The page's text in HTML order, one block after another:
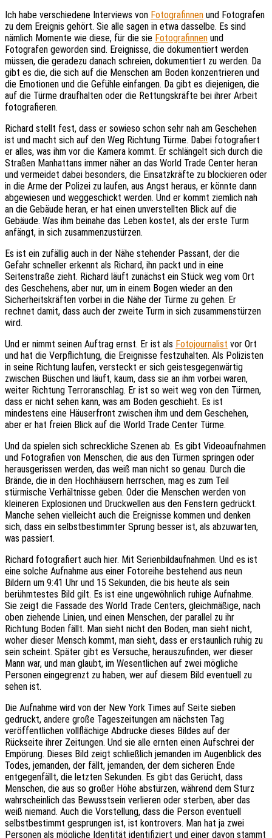
Ich habe verschiedene Interviews von Fotografinnen und Fotografen
zu dem Ereignis gehört. Sie alle sagen in etwa dasselbe. Es sind
nämlich Momente wie diese, für die sie Fotografinnen und
Fotografen geworden sind. Ereignisse, die dokumentiert werden
müssen, die geradezu danach schreien, dokumentiert zu werden. Da
gibt es die, die sich auf die Menschen am Boden konzentrieren und
die Emotionen und die Gefühle einfangen. Da gibt es diejenigen, die
auf die Türme draufhalten oder die Rettungskräfte bei ihrer Arbeit
fotografieren.
Richard stellt fest, dass er sowieso schon sehr nah am Geschehen
ist und macht sich auf den Weg Richtung Türme. Dabei fotografiert
er alles, was ihm vor die Kamera kommt. Er schlängelt sich durch die
Straßen Manhattans immer näher an das World Trade Center heran
und vermeidet dabei besonders, die Einsatzkräfte zu blockieren oder
in die Arme der Polizei zu laufen, aus Angst heraus, er könnte dann
abgewiesen und weggeschickt werden. Und er kommt ziemlich nah
an die Gebäude heran, er hat einen unverstellten Blick auf die
Gebäude. Was ihm beinahe das Leben kostet, als der erste Turm
anfängt, in sich zusammenzustürzen.
Es ist ein zufällig auch in der Nähe stehender Passant, der die
Gefahr schneller erkennt als Richard, ihn packt und in eine
Seitenstraße zieht. Richard läuft zunächst ein Stück weg vom Ort
des Geschehens, aber nur, um in einem Bogen wieder an den
Sicherheitskräften vorbei in die Nähe der Türme zu gehen. Er
rechnet damit, dass auch der zweite Turm in sich zusammenstürzen
wird.
Und er nimmt seinen Auftrag ernst. Er ist als Fotojournalist vor Ort
und hat die Verpflichtung, die Ereignisse festzuhalten. Als Polizisten
in seine Richtung laufen, versteckt er sich geistesgegenwärtig
zwischen Büschen und läuft, kaum, dass sie an ihm vorbei waren,
weiter Richtung Terroranschlag. Er ist so weit weg von den Türmen,
dass er nicht sehen kann, was am Boden geschieht. Es ist
mindestens eine Häuserfront zwischen ihm und dem Geschehen,
aber er hat freien Blick auf die World Trade Center Türme.
Und da spielen sich schreckliche Szenen ab. Es gibt Videoaufnahmen
und Fotografien von Menschen, die aus den Türmen springen oder
herausgerissen werden, das weiß man nicht so genau. Durch die
Brände, die in den Hochhäusern herrschen, mag es zum Teil
stürmische Verhältnisse geben. Oder die Menschen werden von
kleineren Explosionen und Druckwellen aus den Fenstern gedrückt.
Manche sehen vielleicht auch die Ereignisse kommen und denken
sich, dass ein selbstbestimmter Sprung besser ist, als abzuwarten,
was passiert.
Richard fotografiert auch hier. Mit Serienbildaufnahmen. Und es ist
eine solche Aufnahme aus einer Fotoreihe bestehend aus neun
Bildern um 9:41 Uhr und 15 Sekunden, die bis heute als sein
berühmtestes Bild gilt. Es ist eine ungewöhnlich ruhige Aufnahme.
Sie zeigt die Fassade des World Trade Centers, gleichmäßige, nach
oben ziehende Linien, und einen Menschen, der parallel zu ihr
Richtung Boden fällt. Man sieht nicht den Boden, man sieht nicht,
woher dieser Mensch kommt, man sieht, dass er erstaunlich ruhig zu
sein scheint. Später gibt es Versuche, herauszufinden, wer dieser
Mann war, und man glaubt, im Wesentlichen auf zwei mögliche
Personen eingegrenzt zu haben, wer auf diesem Bild eventuell zu
sehen ist.
Die Aufnahme wird von der New York Times auf Seite sieben
gedruckt, andere große Tageszeitungen am nächsten Tag
veröffentlichen vollflächige Abdrucke dieses Bildes auf der
Rückseite ihrer Zeitungen. Und sie alle ernten einen Aufschrei der
Empörung. Dieses Bild zeigt schließlich jemanden im Augenblick des
Todes, jemanden, der fällt, jemanden, der dem sicheren Ende
entgegenfällt, die letzten Sekunden. Es gibt das Gerücht, dass
Menschen, die aus so großer Höhe abstürzen, während dem Sturz
wahrscheinlich das Bewusstsein verlieren oder sterben, aber das
weiß niemand. Auch die Vorstellung, dass die Person eventuell
selbstbestimmt gesprungen ist, ist kontrovers. Man hat ja zwei
Personen als mögliche Identität identifiziert und einer davon stammt